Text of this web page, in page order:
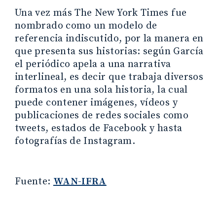
Una vez más The New York Times fue
nombrado como un modelo de
referencia indiscutido, por la manera en
que presenta sus historias: según García
el periódico apela a una narrativa
interlineal, es decir que trabaja diversos
formatos en una sola historia, la cual
puede contener imágenes, vídeos y
publicaciones de redes sociales como
tweets, estados de Facebook y hasta
fotografías de Instagram.
Fuente:WAN-IFRA